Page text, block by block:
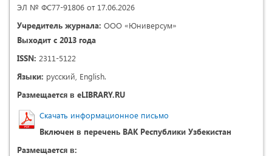
ЭЛ № ФС77-91806 от 17.06.2026
Учредитель журнала: ООО «Юниверсум»
Выходит с 2013 года
ISSN: 2311-5122
Языки: русский, English.
Размещается в eLIBRARY.RU
Скачать информационное письмо
Включен в перечень ВАК Республики Узбекистан
Размещается в: